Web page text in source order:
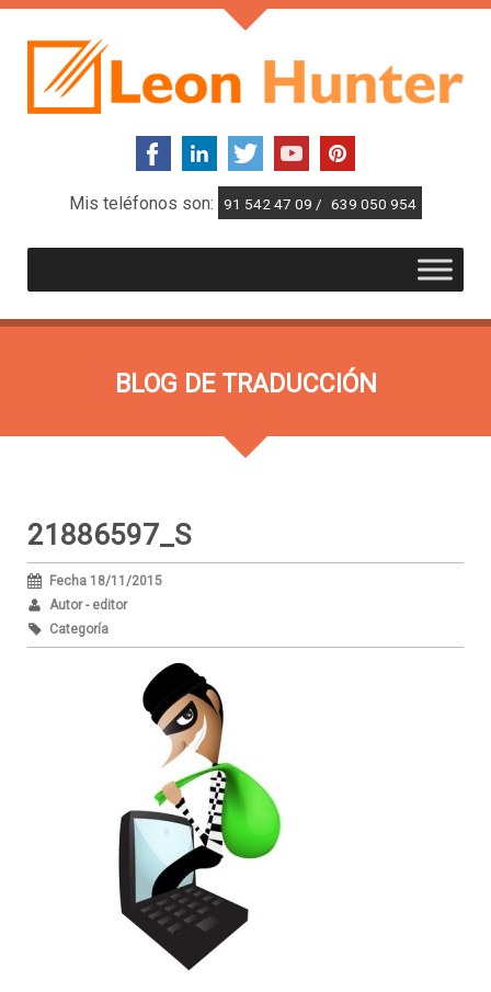
Mis teléfonos son: 91 542 47 09 / 639 050 954
BLOG DE TRADUCCIÓN
21886597_S
Fecha 18/11/2015
Autor - editor
Categoría